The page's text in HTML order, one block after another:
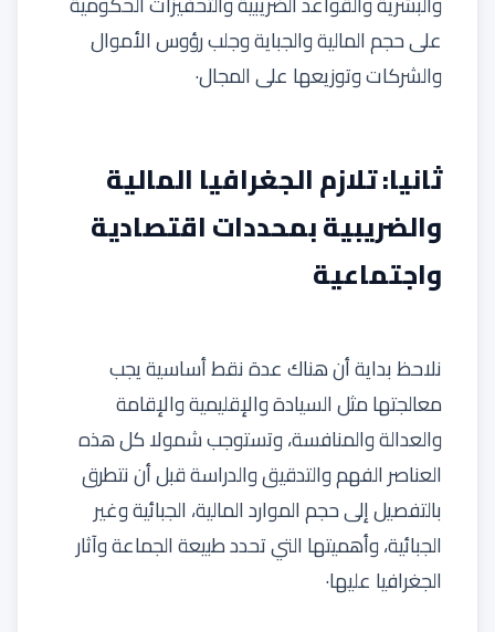
على حجم المالية والجباية وجلب رؤوس الأموال
والشركات وتوزيعها على المجال·
ثانيا: تلازم الجغرافيا المالية
والضريبية بمحددات اقتصادية
واجتماعية
نلاحظ بداية أن هناك عدة نقط أساسية يجب
معالجتها مثل السيادة والإقليمية والإقامة
والعدالة والمنافسة، وتستوجب شمولا كل هذه
العناصر الفهم والتدقيق والدراسة قبل أن نتطرق
بالتفصيل إلى حجم الموارد المالية، الجبائية وغير
الجبائية، وأهميتها التي تحدد طبيعة الجماعة وآثار
الجغرافيا عليها·